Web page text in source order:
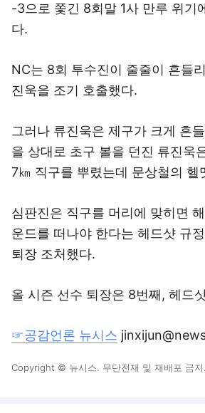
-3으로 쫓긴 8회말 1사 만루 위기
다.
NC는 8회 투수진이 줄줄이 흔들
진욱을 조기 호출했다.
그러나 류진욱은 제구가 크게 흔
을 상대로 초구 볼을 던진 류진욱
7㎞ 직구를 뿌렸는데 문상철의 헬
심판진은 직구를 머리에 맞히면
운드를 떠나야 한다는 헤드샷 규
퇴장 조처했다.
올 시즌 선수 퇴장은 8번째, 헤드
☞공감언론 뉴시스
Copyright © 뉴시스. 무단전재 및 재배포 금지.